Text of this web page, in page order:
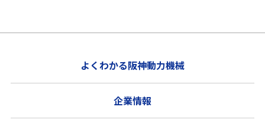
よくわかる阪神動力機械
企業情報